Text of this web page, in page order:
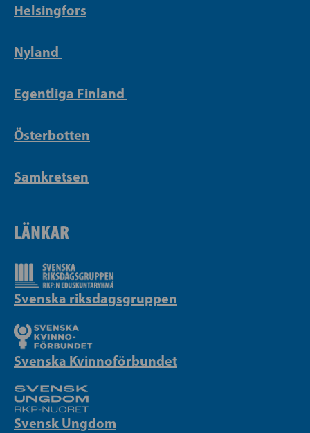
Helsingfors
Nyland
Egentliga Finland
Österbotten
Samkretsen
LÄNKAR
Svenska riksdagsgruppen
Svenska Kvinnoförbundet
Svensk Ungdom